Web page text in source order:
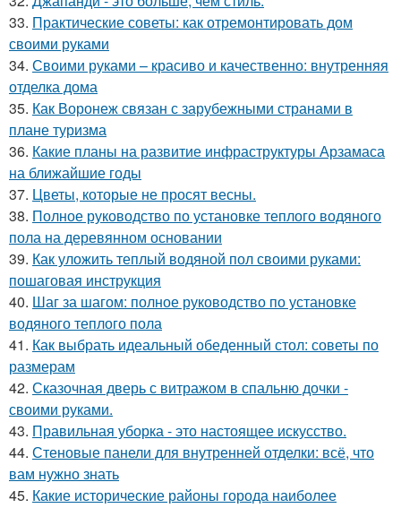
33. Практические советы: как отремонтировать дом
своими руками
34. Своими руками – красиво и качественно: внутренняя
отделка дома
35. Как Воронеж связан с зарубежными странами в
плане туризма
36. Какие планы на развитие инфраструктуры Арзамаса
на ближайшие годы
37. Цветы, которые не просят весны.
38. Полное руководство по установке теплого водяного
пола на деревянном основании
39. Как уложить теплый водяной пол своими руками:
пошаговая инструкция
40. Шаг за шагом: полное руководство по установке
водяного теплого пола
41. Как выбрать идеальный обеденный стол: советы по
размерам
42. Сказочная дверь с витражом в спальню дочки -
своими руками.
43. Правильная уборка - это настоящее искусство.
44. Стеновые панели для внутренней отделки: всё, что
вам нужно знать
45. Какие исторические районы города наиболее